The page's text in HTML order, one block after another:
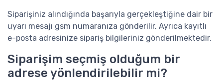
Siparişiniz alındığında başarıyla gerçekleştiğine dair bir
uyarı mesajı gsm numaranıza gönderilir. Ayrıca kayıtlı
e-posta adresinize sipariş bilgileriniz gönderilmektedir.
Siparişim seçmiş olduğum bir
adrese yönlendirilebilir mi?